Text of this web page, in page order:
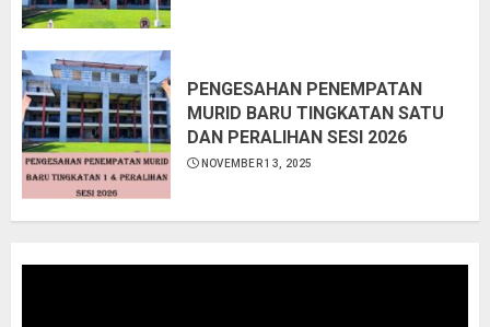
PENGESAHAN PENEMPATAN
MURID BARU TINGKATAN SATU
DAN PERALIHAN SESI 2026
NOVEMBER 13, 2025